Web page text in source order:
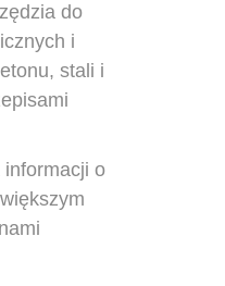
do
i
stali i
o